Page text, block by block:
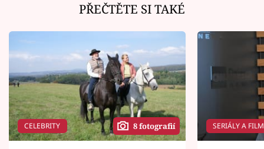
PŘEČTĚTE SI TAKÉ
CELEBRITY 8 fotografií SERIÁLY A